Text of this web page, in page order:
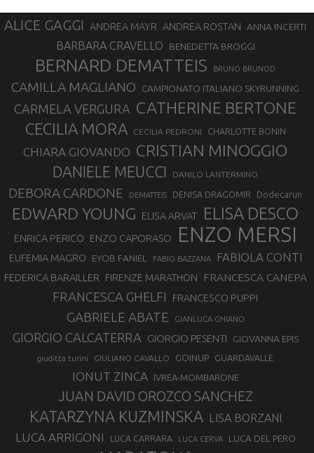
ALICE GAGGI ANDREA MAYR ANDREA ROSTAN ANNA INCERTI
BARBARA CRAVELLO BENEDETTA BROGGI
BERNARD DEMATTEIS BRUNO BRUNOD
CAMILLA MAGLIANO CAMPIONATO ITALIANO SKYRUNNING
CARMELA VERGURA CATHERINE BERTONE
CECILIA MORA CECILIA PEDRONI CHARLOTTE BONIN
CHIARA GIOVANDO CRISTIAN MINOGGIO
DANIELE MEUCCI DANILO LANTERMINO
DEBORA CARDONE DEMATTEIS DENISA DRAGOMIR Dodecarun
EDWARD YOUNG ELISA ARVAT ELISA DESCO
ENRICA PERICO ENZO CAPORASO ENZO MERSI
EUFEMIA MAGRO EYOB FANIEL FABIO BAZZANA FABIOLA CONTI
FEDERICA BARAILLER FIRENZE MARATHON FRANCESCA CANEPA
FRANCESCA GHELFI FRANCESCO PUPPI
GABRIELE ABATE GIANLUCA GHIANO
GIORGIO CALCATERRA GIORGIO PESENTI GIOVANNA EPIS
giuditta turini GIULIANO CAVALLO GOINUP GUARDAVALLE
IONUT ZINCA IVREA-MOMBARONE
JUAN DAVID OROZCO SANCHEZ
KATARZYNA KUZMINSKA LISA BORZANI
LUCA ARRIGONI LUCA CARRARA LUCA CERVA LUCA DEL PERO